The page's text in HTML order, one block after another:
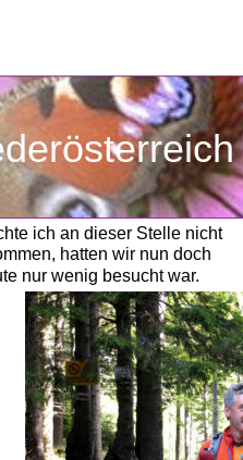
ich an dieser Stelle nicht
hatten wir nun doch
nur wenig besucht war.